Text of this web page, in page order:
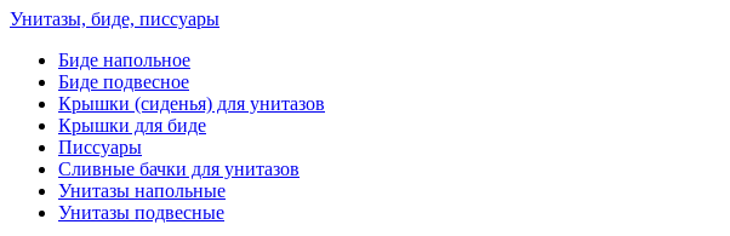
Унитазы, биде, писсуары
Биде напольное
Биде подвесное
Крышки (сиденья) для унитазов
Крышки для биде
Писсуары
Сливные бачки для унитазов
Унитазы напольные
Унитазы подвесные